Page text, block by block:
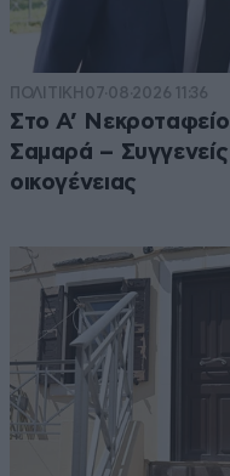
ΠΟΛΙΤΙΚΗ 07·08·2026 11:36
Στο Α’
Σαμαρά –
οικογένειας